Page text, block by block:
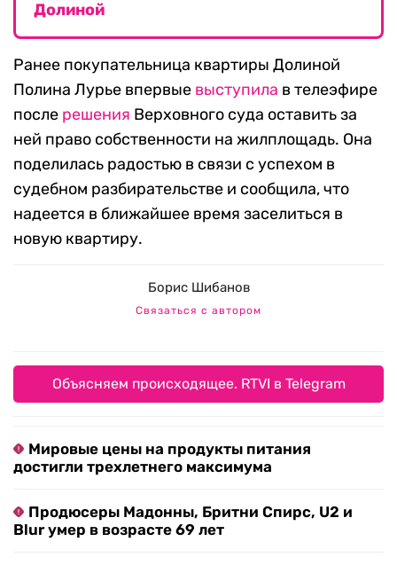
Долиной
Ранее покупательница квартиры Долиной
Полина Лурье впервые выступила в телеэфире
после решения Верховного суда оставить за
ней право собственности на жилплощадь. Она
поделилась радостью в связи с успехом в
судебном разбирательстве и сообщила, что
надеется в ближайшее время заселиться в
новую квартиру.
Борис Шибанов
Связаться с автором
Объясняем происходящее. RTVI в Telegram
Мировые цены на продукты питания
достигли трехлетнего максимума
Продюсеры Мадонны, Бритни Спирс, U2 и
Blur умер в возрасте 69 лет